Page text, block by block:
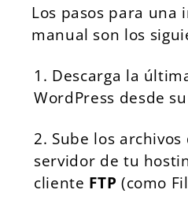
Los pasos para una
manual son los
Descarga la
WordPress desde
Sube los
servidor de tu
cliente FTP (como